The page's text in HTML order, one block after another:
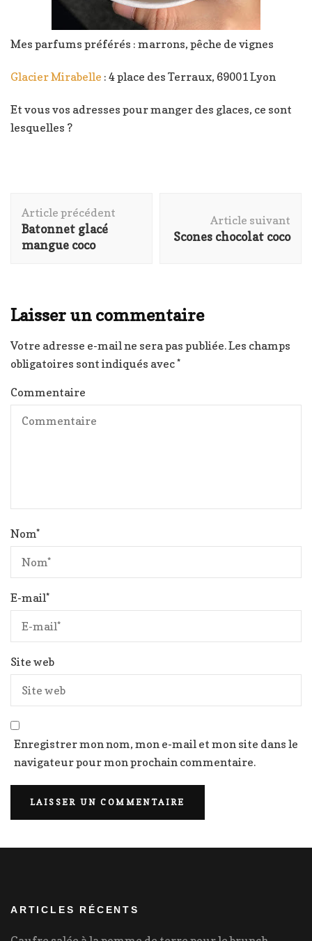
Mes parfums préférés : marrons, pêche de vignes
Glacier Mirabelle : 4 place des Terraux, 69001 Lyon
Et vous vos adresses pour manger des glaces, ce sont
lesquelles ?
d'article
Article précédent
Batonnet glacé
mangue coco
Article suivant
Scones chocolat coco
Laisser un commentaire
Votre adresse e-mail ne sera pas publiée.Les champs
obligatoires sont indiqués avec*
Commentaire
Nom*
E-mail*
Site web
Enregistrer mon nom, mon e-mail et mon site dans le
navigateur pour mon prochain commentaire.
ARTICLES RÉCENTS